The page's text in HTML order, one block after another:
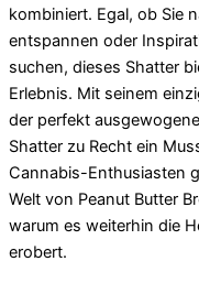
kombiniert. Egal, ob Sie
entspannen oder
suchen, dieses Shatter
Erlebnis. Mit seinem
der perfekt
Shatter zu Recht ein
Cannabis-Enthusiasten
Welt von Peanut Butter
warum es weiterhin die
erobert.